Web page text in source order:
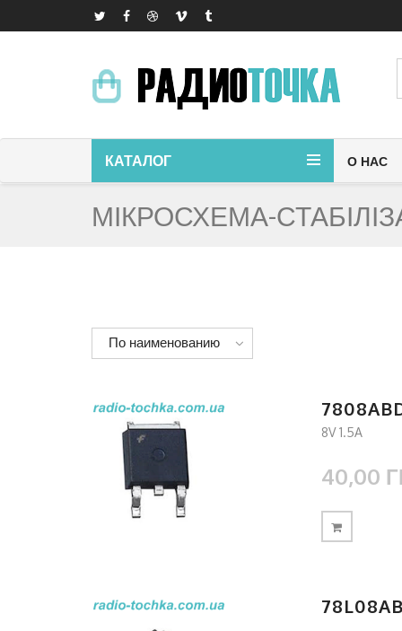
КАТАЛОГ О НАС
МІКРОСХЕМА-
По наименованию
8V 1.5A
40,00